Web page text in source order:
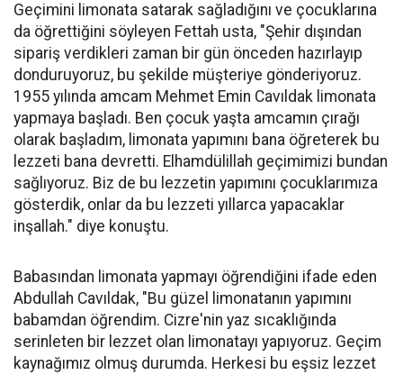
Geçimini limonata satarak sağladığını ve çocuklarına
da öğrettiğini söyleyen Fettah usta, "Şehir dışından
sipariş verdikleri zaman bir gün önceden hazırlayıp
donduruyoruz, bu şekilde müşteriye gönderiyoruz.
1955 yılında amcam Mehmet Emin Cavıldak limonata
yapmaya başladı. Ben çocuk yaşta amcamın çırağı
olarak başladım, limonata yapımını bana öğreterek bu
lezzeti bana devretti. Elhamdülillah geçimimizi bundan
sağlıyoruz. Biz de bu lezzetin yapımını çocuklarımıza
gösterdik, onlar da bu lezzeti yıllarca yapacaklar
inşallah." diye konuştu.
Babasından limonata yapmayı öğrendiğini ifade eden
Abdullah Cavıldak, "Bu güzel limonatanın yapımını
babamdan öğrendim. Cizre'nin yaz sıcaklığında
serinleten bir lezzet olan limonatayı yapıyoruz. Geçim
kaynağımız olmuş durumda. Herkesi bu eşsiz lezzet